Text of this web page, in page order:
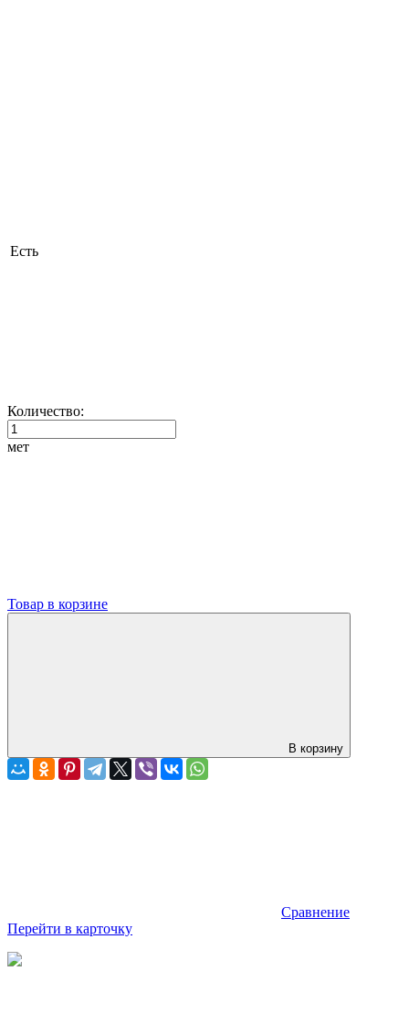
Есть
Количество:
мет
Товар в корзине
В корзину
Сравнение
Перейти в карточку